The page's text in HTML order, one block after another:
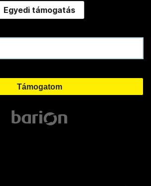
Egyedi támogatás